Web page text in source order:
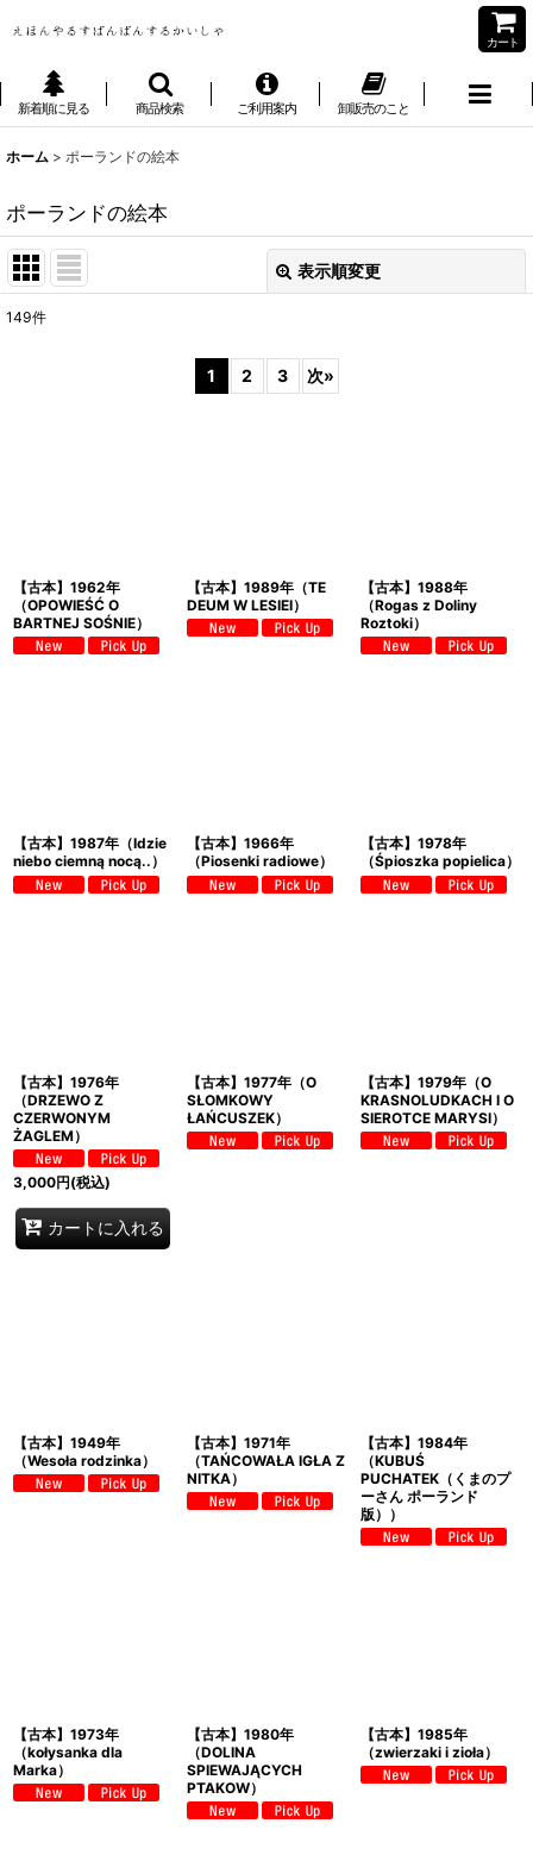
カート
新着順に見る 商品検索 ご利用案内 卸販売のこと
ホーム > ポーランドの絵本
ポーランドの絵本
表示順変更
149件
1 2 3 次»
【古本】1962年
（OPOWIEŚĆ O
BARTNEJ SOŚNIE）
【古本】1989年（TE
DEUM W LESIEI）
【古本】1988年
（Rogas z Doliny
Roztoki）
【古本】1987年（Idzie
niebo ciemną nocą..）
【古本】1966年
（Piosenki radiowe）
【古本】1978年
（Śpioszka popielica）
【古本】1976年
（DRZEWO Z
CZERWONYM
ŻAGLEM）
3,000円(税込)
カートに入れる
【古本】1977年（O
SŁOMKOWY
ŁAŃCUSZEK）
【古本】1979年（O
KRASNOLUDKACH I O
SIEROTCE MARYSI）
【古本】1949年
（Wesoła rodzinka）
【古本】1971年
（TAŃCOWAŁA IGŁA Z
NITKA）
【古本】1984年
（KUBUŚ
PUCHATEK（くまのプ
ーさん ポーランド
版））
【古本】1973年
（kołysanka dla
Marka）
【古本】1980年
（DOLINA
SPIEWAJĄCYCH
PTAKOW）
【古本】1985年
（zwierzaki i zioła）